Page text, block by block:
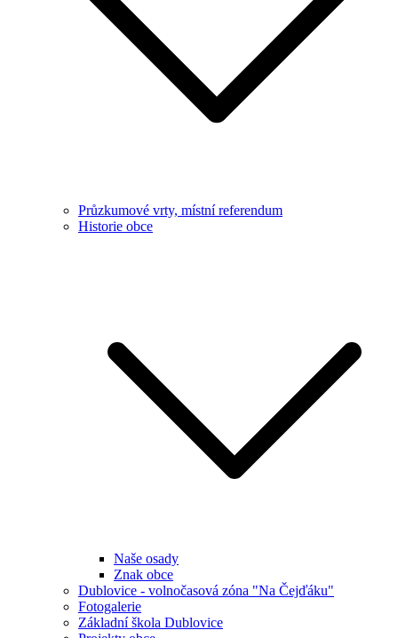
Průzkumové vrty, místní referendum
Historie obce
Naše osady
Znak obce
Dublovice - volnočasová zóna "Na Čejďáku"
Fotogalerie
Základní škola Dublovice